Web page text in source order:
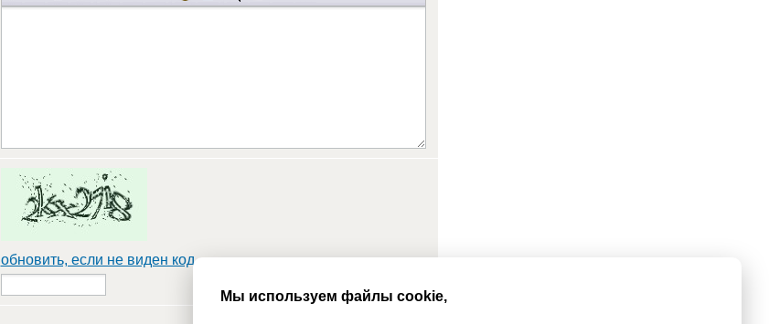
обновить, если не виден код
Мы используем файлы cookie,